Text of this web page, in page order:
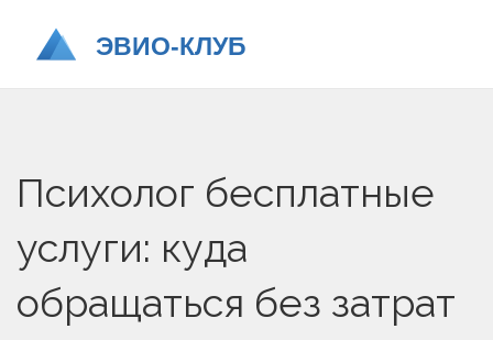
Психолог бесплатные
услуги: куда
обращаться без затрат